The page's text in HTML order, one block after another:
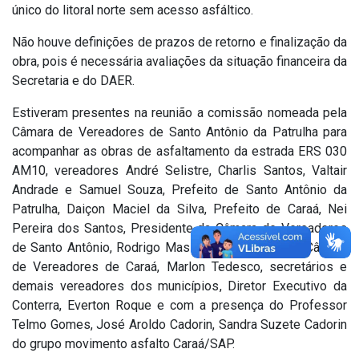
único do litoral norte sem acesso asfáltico.
Não houve definições de prazos de retorno e finalização da
obra, pois é necessária avaliações da situação financeira da
Secretaria e do DAER.
Estiveram presentes na reunião a comissão nomeada pela
Câmara de Vereadores de Santo Antônio da Patrulha para
acompanhar as obras de asfaltamento da estrada ERS 030
AM10, vereadores André Selistre, Charlis Santos, Valtair
Andrade e Samuel Souza, Prefeito de Santo Antônio da
Patrulha, Daiçon Maciel da Silva, Prefeito de Caraá, Nei
Pereira dos Santos, Presidente da Câmara de Vereadores
de Santo Antônio, Rodrigo Massulo, Presidente da Câmara
de Vereadores de Caraá, Marlon Tedesco, secretários e
demais vereadores dos municípios, Diretor Executivo da
Conterra, Everton Roque e com a presença do Professor
Telmo Gomes, José Aroldo Cadorin, Sandra Suzete Cadorin
do grupo movimento asfalto Caraá/SAP.